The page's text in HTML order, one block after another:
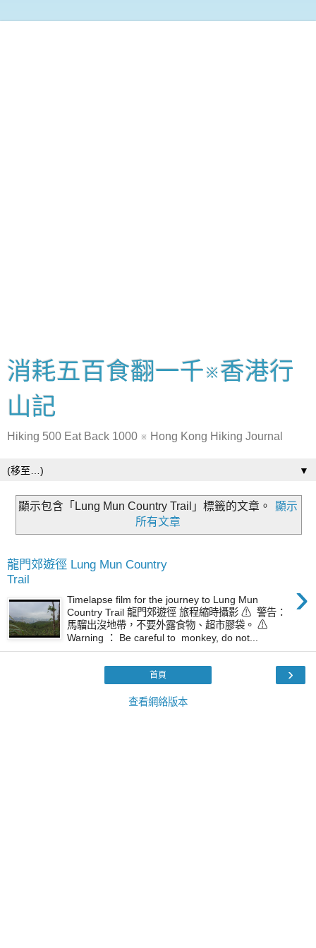
消耗五百食翻一千※香港行
山記
Hiking 500 Eat Back 1000 ※ Hong Kong Hiking Journal
▼
顯示包含「Lung Mun Country Trail」 標籤的文章。
顯示
所有文章
龍門郊遊徑 Lung Mun Country
Trail
›
Timelapse film for the journey to Lung Mun
Country Trail 龍門郊遊徑 旅程縮時攝影 ⚠ ️ 警告：
馬騮出沒地帶，不要外露食物、超市膠袋。 ⚠
️Warning ： Be careful to monkey, do not...
›
首頁
查看網絡版本